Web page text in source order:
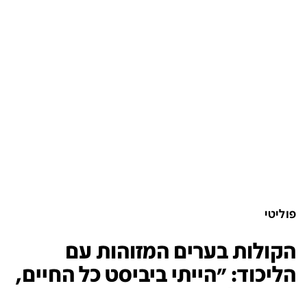
פוליטי
הקולות בערים המזוהות עם
הליכוד: "הייתי ביביסט כל החיים,